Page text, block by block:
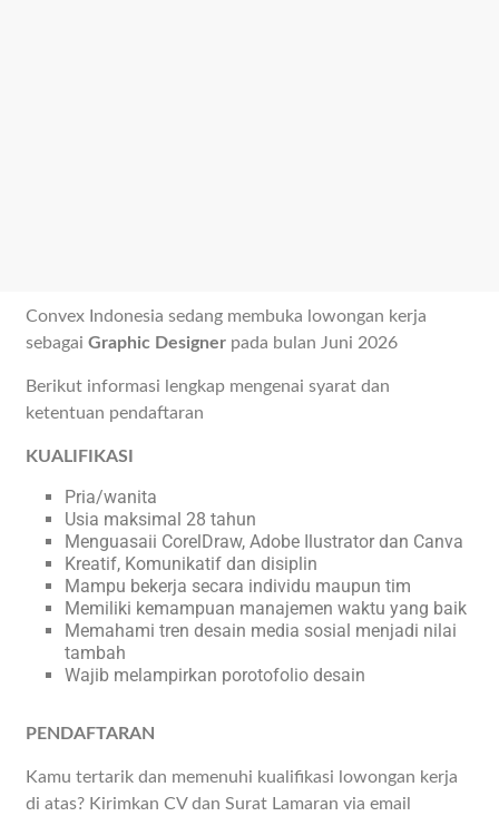
Convex Indonesia sedang membuka lowongan kerja
sebagai Graphic Designer pada bulan Juni 2026
Berikut informasi lengkap mengenai syarat dan
ketentuan pendaftaran
KUALIFIKASI
Pria/wanita
Usia maksimal 28 tahun
Menguasaii CorelDraw, Adobe Ilustrator dan Canva
Kreatif, Komunikatif dan disiplin
Mampu bekerja secara individu maupun tim
Memiliki kemampuan manajemen waktu yang baik
Memahami tren desain media sosial menjadi nilai
tambah
Wajib melampirkan porotofolio desain
PENDAFTARAN
Kamu tertarik dan memenuhi kualifikasi lowongan kerja
di atas? Kirimkan CV dan Surat Lamaran via email